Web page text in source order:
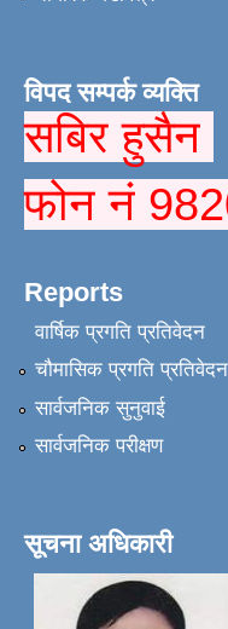
विपद सम्पर्क व्यक्ति
सबिर हुसैन
फोन नं
Reports
वार्षिक प्रगति प्रतिवेदन
चौमासिक प्रगति प्रतिवेदन
सार्वजनिक सुनुवाई
सार्वजनिक परीक्षण
सूचना अधिकारी